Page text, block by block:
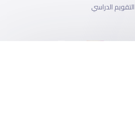
التقويم الدراسي